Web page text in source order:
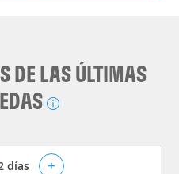
DE LAS ÚLTIMAS
días +